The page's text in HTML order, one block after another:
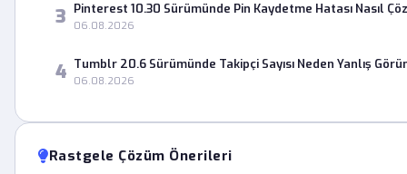
3 Pinterest 10.30 Sürümünde Pin Kaydetme Hatası Nasıl
06.08.2026
4 Tumblr 20.6 Sürümünde Takipçi Sayısı Neden Yanlış
06.08.2026
Rastgele Çözüm Önerileri